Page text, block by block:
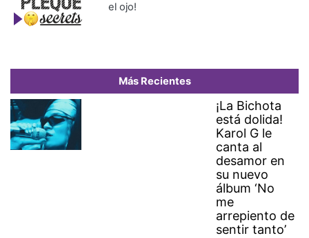
el ojo!
Más Recientes
¡La Bichota
está dolida!
Karol G le
canta al
desamor en
su nuevo
álbum ‘No
me
arrepiento de
sentir tanto’